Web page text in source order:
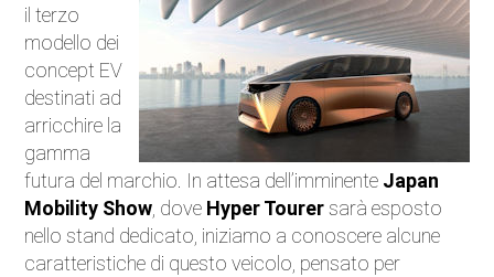
Anticipazioni
Auto Elettriche
Saloni dell'auto
Curiosità
il terzo
modello dei
concept EV
destinati ad
arricchire la
gamma
futura del marchio. In attesa dell’imminente Japan
Mobility Show , dove Hyper Tourersarà esposto
nello stand dedicato, iniziamo a conoscere alcune
caratteristiche di questo veicolo, pensato per